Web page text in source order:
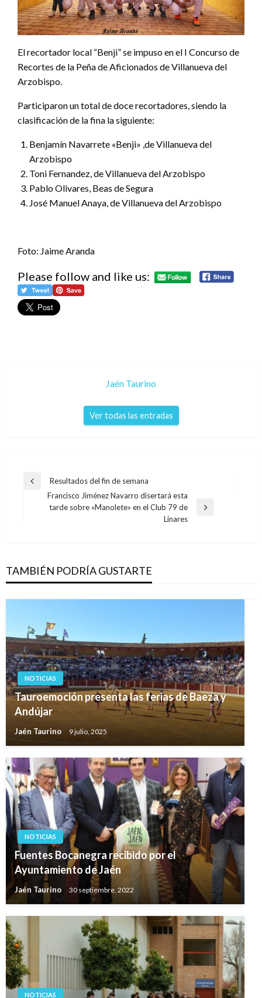
El recortador local “Benji” se impuso en el I Concurso de
Recortes de la Peña de Aficionados de Villanueva del
Arzobispo.
Participaron un total de doce recortadores, siendo la
clasificación de la fina la siguiente:
Benjamín Navarrete «Benji» ,de Villanueva del
Arzobispo
Toni Fernandez, de Villanueva del Arzobispo
Pablo Olivares, Beas de Segura
José Manuel Anaya, de Villanueva del Arzobispo
Foto: Jaime Aranda
Please follow and like us:
Jaén Taurino
Ver todas las entradas
Navegación
entradas
Entrada
anterior
Resultados del fin de semana
Entrada
Francisco Jiménez Navarro disertará esta
tarde sobre «Manolete» en el Club 79 de
Linares
TAMBIÉN PODRÍA GUSTARTE
NOTICIAS
Tauroemoción presenta las ferias de Baeza y
Andújar
Jaén Taurino 9 julio, 2025
NOTICIAS
Fuentes Bocanegra recibido por el
Ayuntamiento de Jaén
Jaén Taurino 30 septiembre, 2022
NOTICIAS